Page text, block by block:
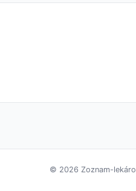
© 2026 Zoznam-